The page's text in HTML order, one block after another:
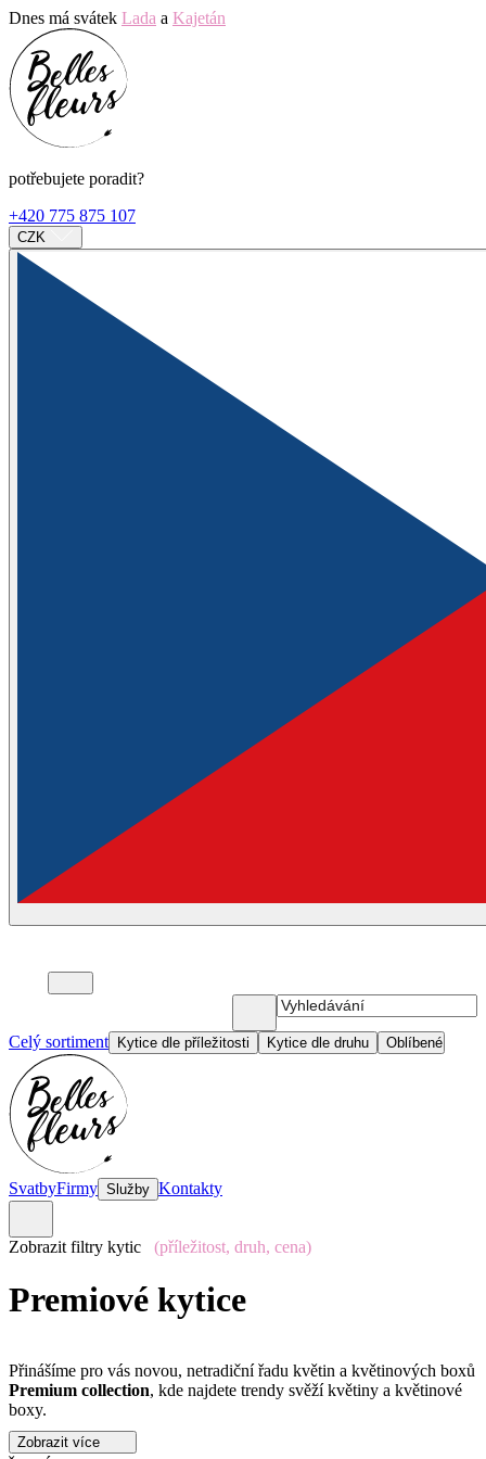
Dnes má svátek Lada a Kajetán
potřebujete poradit?
+420 775 875 107
CZK
Celý sortiment Kytice dle příležitosti Kytice dle druhu Oblíbené
SvatbyFirmy Služby Kontakty
Zobrazit filtry kytic (příležitost, druh, cena)
Premiové kytice
Přinášíme pro vás novou, netradiční řadu květin a květinových boxů
Premium collection, kde najdete trendy svěží květiny a květinové
boxy.
Všechny produkty z této řady jsou připravené z netradičních i
Zobrazit více